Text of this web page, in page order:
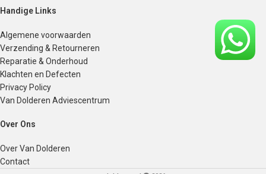
Handige Links
Algemene voorwaarden
Verzending & Retourneren
Reparatie & Onderhoud
Klachten en Defecten
Privacy Policy
Van Dolderen Adviescentrum
Over Ons
Over Van Dolderen
Contact